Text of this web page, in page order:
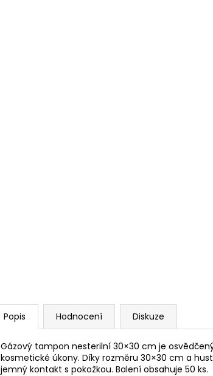
Popis Hodnocení Diskuze
Gázový tampon nesterilní 30×30 cm je
kosmetické úkony. Díky rozměru 30×30 cm a
jemný kontakt s pokožkou. Balení obsahuje 50 ks.